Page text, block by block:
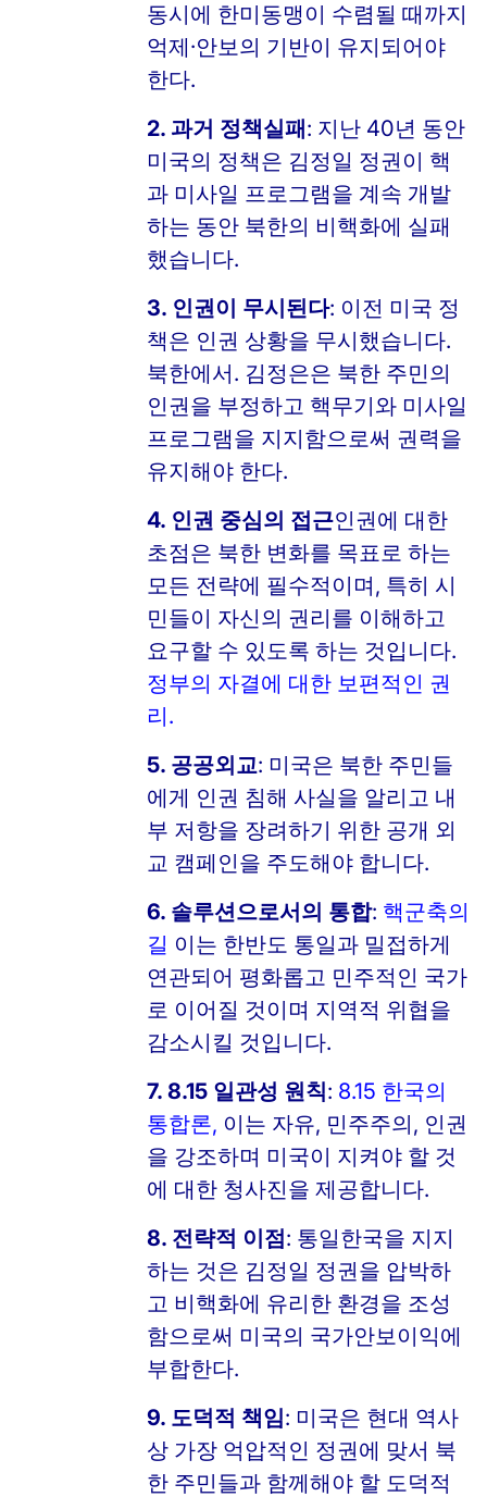
동시에 한미동맹이 수렴될 때까지
억제·안보의 기반이 유지되어야
한다.
2. 과거 정책실패: 지난 40년 동안
미국의 정책은 김정일 정권이 핵
과 미사일 프로그램을 계속 개발
하는 동안 북한의 비핵화에 실패
했습니다.
3. 인권이 무시된다: 이전 미국 정
책은 인권 상황을 무시했습니다.
북한에서. 김정은은 북한 주민의
인권을 부정하고 핵무기와 미사일
프로그램을 지지함으로써 권력을
유지해야 한다.
4. 인권 중심의 접근인권에 대한
초점은 북한 변화를 목표로 하는
모든 전략에 필수적이며, 특히 시
민들이 자신의 권리를 이해하고
요구할 수 있도록 하는 것입니다.
정부의 자결에 대한 보편적인 권
리.
5. 공공외교: 미국은 북한 주민들
에게 인권 침해 사실을 알리고 내
부 저항을 장려하기 위한 공개 외
교 캠페인을 주도해야 합니다.
6. 솔루션으로서의 통합: 핵군축의
길 이는 한반도 통일과 밀접하게
연관되어 평화롭고 민주적인 국가
로 이어질 것이며 지역적 위협을
감소시킬 것입니다.
7. 8.15 일관성 원칙: 8.15 한국의
통합론, 이는 자유, 민주주의, 인권
을 강조하며 미국이 지켜야 할 것
에 대한 청사진을 제공합니다.
8. 전략적 이점: 통일한국을 지지
하는 것은 김정일 정권을 압박하
고 비핵화에 유리한 환경을 조성
함으로써 미국의 국가안보이익에
부합한다.
9. 도덕적 책임: 미국은 현대 역사
상 가장 억압적인 정권에 맞서 북
한 주민들과 함께해야 할 도덕적